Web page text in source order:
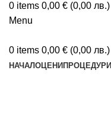
0 items 0,00 € (0,00 лв.)
Menu
0 items 0,00 € (0,00 лв.)
НАЧАЛОЦЕНИ ПРОЦЕДУРИ